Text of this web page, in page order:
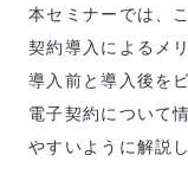
本セミナーでは、
契約導入によるメ
導入前と導入後を
電子契約について
やすいように解説し